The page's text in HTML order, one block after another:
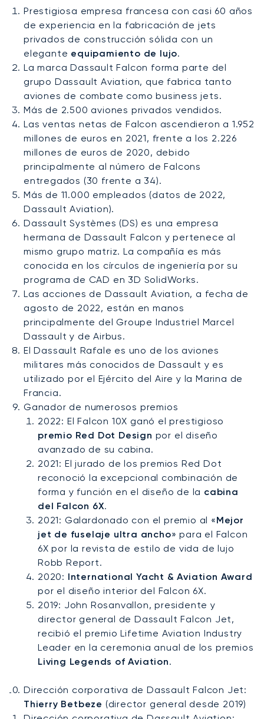
Prestigiosa empresa francesa con casi 60 años
de experiencia en la fabricación de jets
privados de construcción sólida con un
elegante equipamiento de lujo.
La marca Dassault Falcon forma parte del
grupo Dassault Aviation, que fabrica tanto
aviones de combate como business jets.
Más de 2.500 aviones privados vendidos.
Las ventas netas de Falcon ascendieron a 1.952
millones de euros en 2021, frente a los 2.226
millones de euros de 2020, debido
principalmente al número de Falcons
entregados (30 frente a 34).
Más de 11.000 empleados (datos de 2022,
Dassault Aviation).
Dassault Systèmes (DS) es una empresa
hermana de Dassault Falcon y pertenece al
mismo grupo matriz. La compañía es más
conocida en los círculos de ingeniería por su
programa de CAD en 3D SolidWorks.
Las acciones de Dassault Aviation, a fecha de
agosto de 2022, están en manos
principalmente del Groupe Industriel Marcel
Dassault y de Airbus.
El Dassault Rafale es uno de los aviones
militares más conocidos de Dassault y es
utilizado por el Ejército del Aire y la Marina de
Francia.
Ganador de numerosos premios
2022: El Falcon 10X ganó el prestigioso
premio Red Dot Design por el diseño
avanzado de su cabina.
2021: El jurado de los premios Red Dot
reconoció la excepcional combinación de
forma y función en el diseño de la cabina
del Falcon 6X.
2021: Galardonado con el premio al «Mejor
jet de fuselaje ultra ancho» para el Falcon
6X por la revista de estilo de vida de lujo
Robb Report.
2020: International Yacht & Aviation Award
por el diseño interior del Falcon 6X.
2019: John Rosanvallon, presidente y
director general de Dassault Falcon Jet,
recibió el premio Lifetime Aviation Industry
Leader en la ceremonia anual de los premios
Living Legends of Aviation.
Dirección corporativa de Dassault Falcon Jet:
Thierry Betbeze (director general desde 2019)